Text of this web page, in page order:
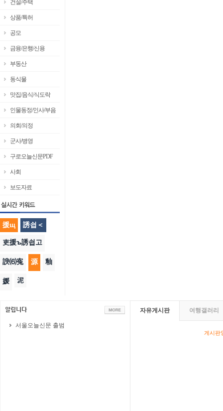
건설/주택
상품/특허
공모
금융/은행/신용
부동산
동식물
맛집/음식/식도락
인물동정/인사/부음
의회/의정
군사/병영
구로오늘신문PDF
사회
보도자료
援щ 誘쇱＜
吏援ъ誘쇱고
諛⑹寃 源 釉
媛 泥
서울오늘신문 출범
자유게시판 여행갤러리
게시판